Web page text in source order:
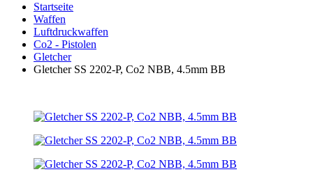
Startseite
Waffen
Luftdruckwaffen
Co2 - Pistolen
Gletcher
Gletcher SS 2202-P, Co2 NBB, 4.5mm BB